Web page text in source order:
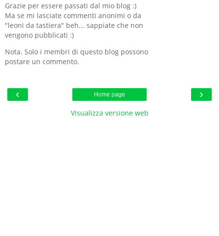
Grazie per essere passati dal mio blog :)
Ma se mi lasciate commenti anonimi o da
"leoni da tastiera" beh... sappiate che non
vengono pubblicati :)
Nota. Solo i membri di questo blog possono
postare un commento.
‹ ›
Home page
Visualizza versione web